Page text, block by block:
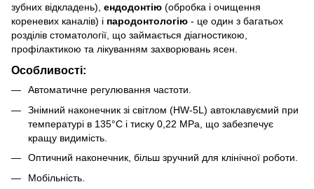
зубних відкладень), ендодонтію (обробка і очищення
кореневих каналів) і пародонтологію - це один з багатьох
розділів стоматології, що займається діагностикою,
профілактикою та лікуванням захворювань ясен.
Особливості:
Автоматичне регулювання частоти.
Знімний наконечник зі світлом (HW-5L) автоклавуємий при
температурі в 135°С і тиску 0,22 MPa, що забезпечує
кращу видимість.
Оптичний наконечник, більш зручний для клінічної роботи.
Мобільність.